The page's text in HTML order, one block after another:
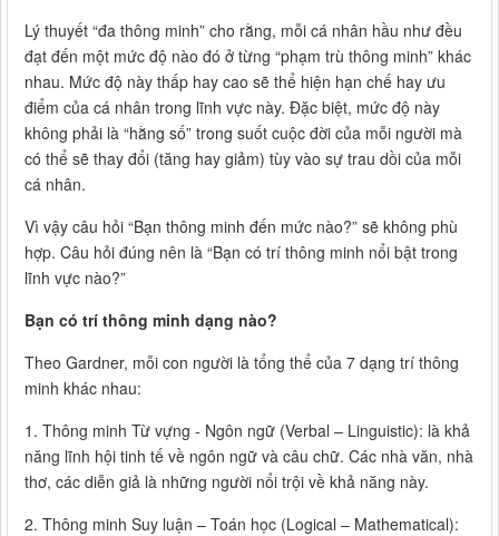
Lý thuyết “đa thông minh” cho rằng, mỗi cá nhân hầu như đều
đạt đến một mức độ nào đó ở từng “phạm trù thông minh” khác
nhau. Mức độ này thấp hay cao sẽ thể hiện hạn chế hay ưu
điểm của cá nhân trong lĩnh vực này. Đặc biệt, mức độ này
không phải là “hằng số” trong suốt cuộc đời của mỗi người mà
có thể sẽ thay đổi (tăng hay giảm) tùy vào sự trau dồi của mỗi
cá nhân.
Vì vậy câu hỏi “Bạn thông minh đến mức nào?” sẽ không phù
hợp. Câu hỏi đúng nên là “Bạn có trí thông minh nổi bật trong
lĩnh vực nào?”
Bạn có trí thông minh dạng nào?
Theo Gardner, mỗi con người là tổng thể của 7 dạng trí thông
minh khác nhau:
1. Thông minh Từ vựng - Ngôn ngữ (Verbal – Linguistic): là khả
năng lĩnh hội tinh tế về ngôn ngữ và câu chữ. Các nhà văn, nhà
thơ, các diễn giả là những người nổi trội về khả năng này.
2. Thông minh Suy luận – Toán học (Logical – Mathematical):